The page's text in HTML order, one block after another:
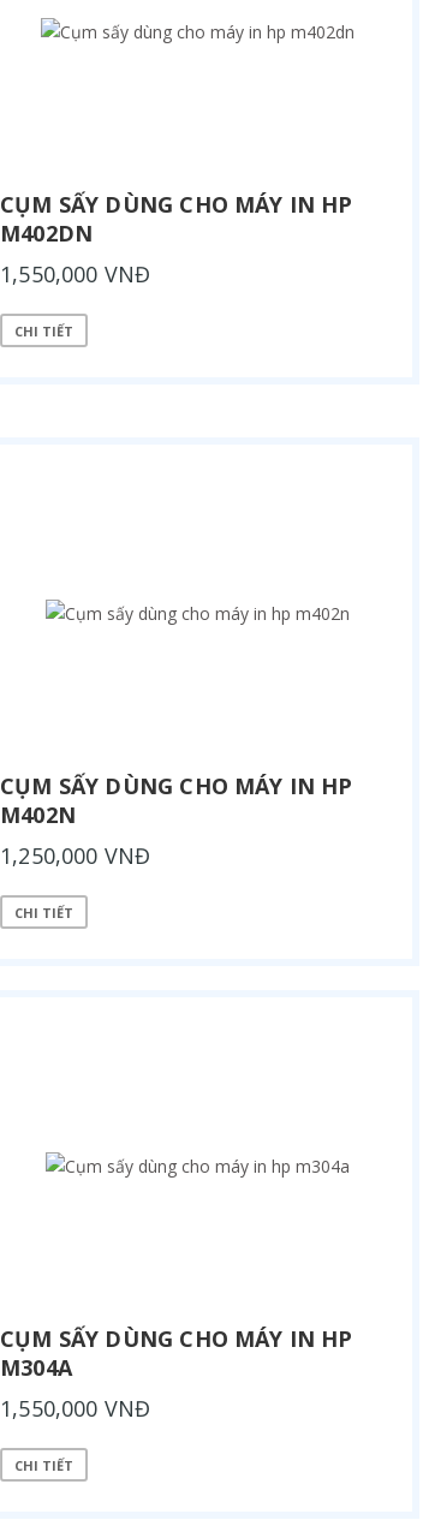
CỤM SẤY DÙNG CHO MÁY IN HP
M402DN
1,550,000 VNĐ
CHI TIẾT
CỤM SẤY DÙNG CHO MÁY IN HP
M402N
1,250,000 VNĐ
CHI TIẾT
CỤM SẤY DÙNG CHO MÁY IN HP
M304A
1,550,000 VNĐ
CHI TIẾT